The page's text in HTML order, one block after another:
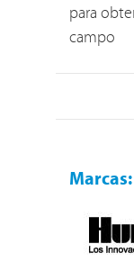
para
campo
Marcas: